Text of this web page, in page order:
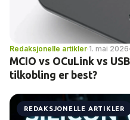
Redaksjonelle artikler·1. mai 2026·
MCIO vs OCuLink vs
tilkobling er best?
REDAKSJONELLE ARTIKLER